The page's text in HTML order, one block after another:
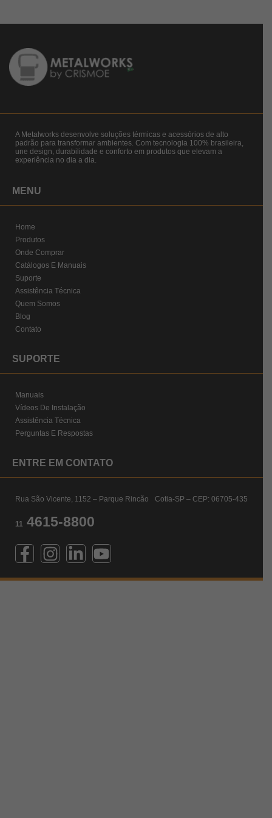
A Metalworks desenvolve soluções térmicas e acessórios de alto
padrão para transformar ambientes. Com tecnologia 100% brasileira,
une design, durabilidade e conforto em produtos que elevam a
experiência no dia a dia.
MENU
Home
Produtos
Onde Comprar
Catálogos E Manuais
Suporte
Assistência Técnica
Quem Somos
Blog
Contato
SUPORTE
Manuais
Vídeos De Instalação
Assistência Técnica
Perguntas E Respostas
ENTRE EM CONTATO
Rua São Vicente, 1152 – Parque Rincão Cotia-SP – CEP: 06705-435
11 4615-8800